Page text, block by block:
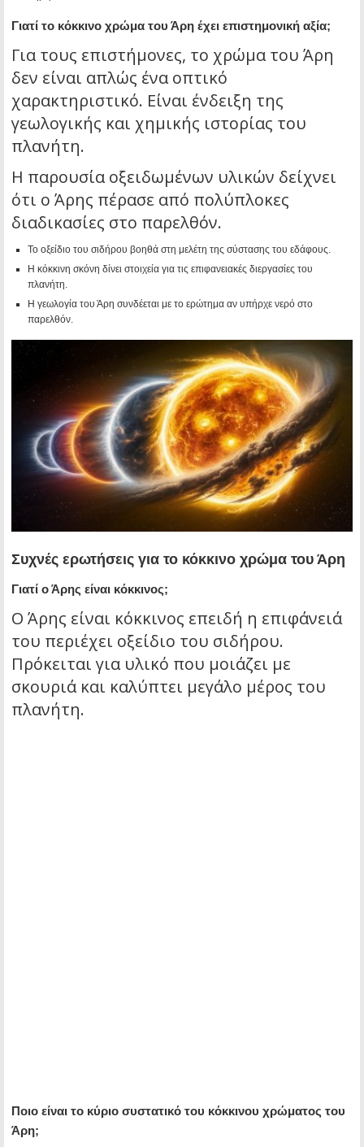
Γιατί το κόκκινο χρώμα του Άρη έχει επιστημονική αξία;
Για τους επιστήμονες, το χρώμα του Άρη
δεν είναι απλώς ένα οπτικό
χαρακτηριστικό. Είναι ένδειξη της
γεωλογικής και χημικής ιστορίας του
πλανήτη.
Η παρουσία οξειδωμένων υλικών δείχνει
ότι ο Άρης πέρασε από πολύπλοκες
διαδικασίες στο παρελθόν.
Το οξείδιο του σιδήρου βοηθά στη μελέτη της σύστασης του εδάφους.
Η κόκκινη σκόνη δίνει στοιχεία για τις επιφανειακές διεργασίες του
πλανήτη.
Η γεωλογία του Άρη συνδέεται με το ερώτημα αν υπήρχε νερό στο
παρελθόν.
Συχνές ερωτήσεις για το κόκκινο χρώμα του Άρη
Γιατί ο Άρης είναι κόκκινος;
Ο Άρης είναι κόκκινος επειδή η επιφάνειά
του περιέχει οξείδιο του σιδήρου.
Πρόκειται για υλικό που μοιάζει με
σκουριά και καλύπτει μεγάλο μέρος του
πλανήτη.
Ποιο είναι το κύριο συστατικό του κόκκινου χρώματος του
Άρη;